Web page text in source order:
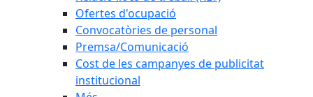
Ofertes d'ocupació
Convocatòries de personal
Premsa/Comunicació
Cost de les campanyes de publicitat
institucional